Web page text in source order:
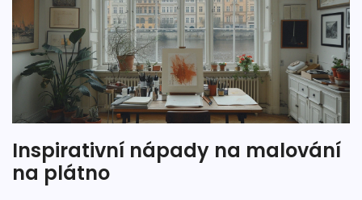
Inspirativní nápady na malování
na plátno